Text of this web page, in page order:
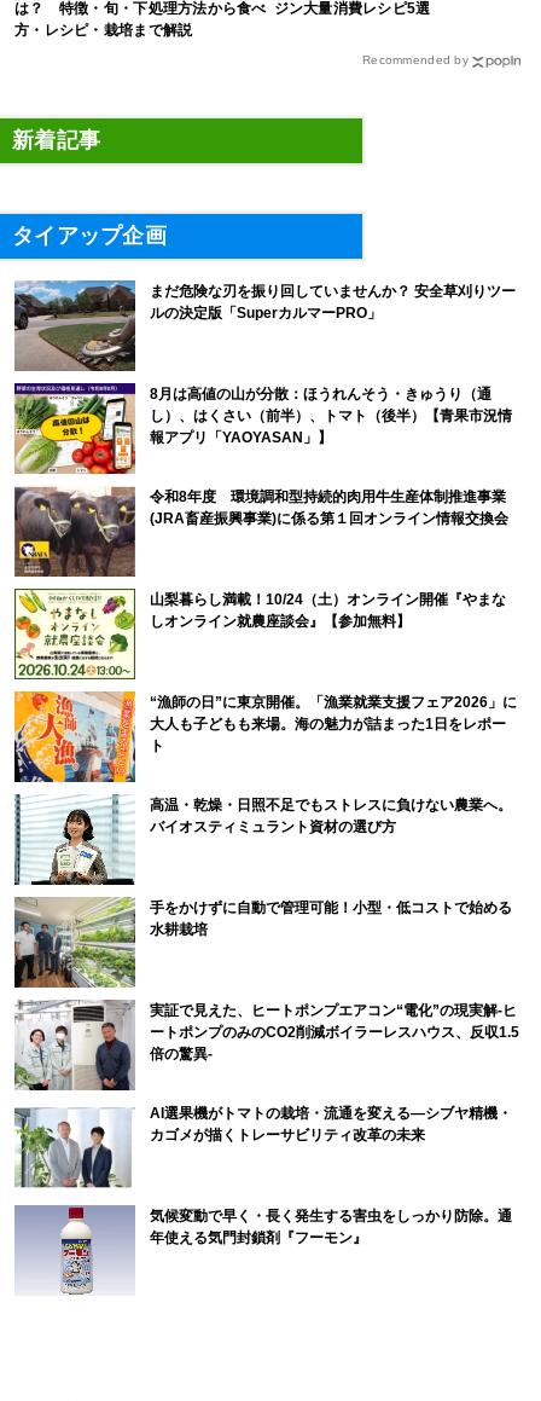
は？ 特徴・旬・下処理方法から食べ
方・レシピ・栽培まで解説
ジン大量消費レシピ5選
Recommended by
新着記事
タイアップ企画
まだ危険な刃を振り回していませんか？ 安全草刈りツー
ルの決定版「SuperカルマーPRO」
8月は高値の山が分散：ほうれんそう・きゅうり（通
し）、はくさい（前半）、トマト（後半）【青果市況情
報アプリ「YAOYASAN」】
令和8年度 環境調和型持続的肉用牛生産体制推進事業
(JRA畜産振興事業)に係る第１回オンライン情報交換会
山梨暮らし満載！10/24（土）オンライン開催『やまな
しオンライン就農座談会』【参加無料】
“漁師の日”に東京開催。「漁業就業支援フェア2026」に
大人も子どもも来場。海の魅力が詰まった1日をレポー
ト
高温・乾燥・日照不足でもストレスに負けない農業へ。
バイオスティミュラント資材の選び方
手をかけずに自動で管理可能！小型・低コストで始める
水耕栽培
実証で見えた、ヒートポンプエアコン“電化”の現実解-ヒ
ートポンプのみのCO2削減ボイラーレスハウス、反収1.5
倍の驚異-
AI選果機がトマトの栽培・流通を変える―シブヤ精機・
カゴメが描くトレーサビリティ改革の未来
気候変動で早く・長く発生する害虫をしっかり防除。通
年使える気門封鎖剤『フーモン』